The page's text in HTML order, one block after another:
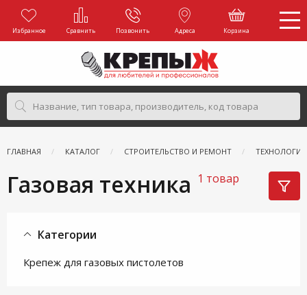
Избранное Сравнить Позвонить Адреса Корзина
ГЛАВНАЯ КАТАЛОГ СТРОИТЕЛЬСТВО И РЕМОНТ
Газовая техника 1 товар
Категории
Крепеж для газовых пистолетов